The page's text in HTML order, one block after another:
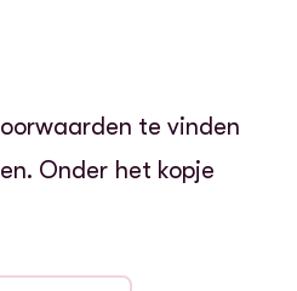
te vinden
Onder het kopje